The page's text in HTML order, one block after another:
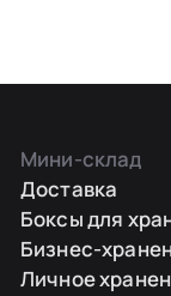
Мини-склад
Доставка
Боксы для
Бизнес-
Личное